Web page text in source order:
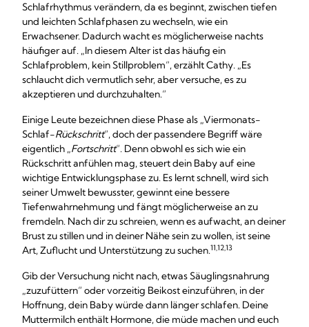
Schlafrhythmus verändern, da es beginnt, zwischen tiefen
und leichten Schlafphasen zu wechseln, wie ein
Erwachsener. Dadurch wacht es möglicherweise nachts
häufiger auf. „In diesem Alter ist das häufig ein
Schlafproblem, kein Stillproblem“, erzählt Cathy. „Es
schlaucht dich vermutlich sehr, aber versuche, es zu
akzeptieren und durchzuhalten.“
Einige Leute bezeichnen diese Phase als „Viermonats-
Schlaf-Rückschritt“, doch der passendere Begriff wäre
eigentlich „Fortschritt“. Denn obwohl es sich wie ein
Rückschritt anfühlen mag, steuert dein Baby auf eine
wichtige Entwicklungsphase zu. Es lernt schnell, wird sich
seiner Umwelt bewusster, gewinnt eine bessere
Tiefenwahrnehmung und fängt möglicherweise an zu
fremdeln. Nach dir zu schreien, wenn es aufwacht, an deiner
Brust zu stillen und in deiner Nähe sein zu wollen, ist seine
Art, Zuflucht und Unterstützung zu suchen.11,12,13
Gib der Versuchung nicht nach, etwas Säuglingsnahrung
„zuzufüttern“ oder vorzeitig Beikost einzuführen, in der
Hoffnung, dein Baby würde dann länger schlafen. Deine
Muttermilch enthält Hormone, die müde machen und euch